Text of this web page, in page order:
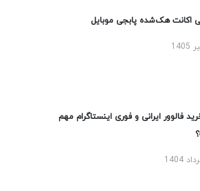
اکانت هک‌شده پابجی موبایل
فالوور ایرانی و فوری اینستاگرام مهم